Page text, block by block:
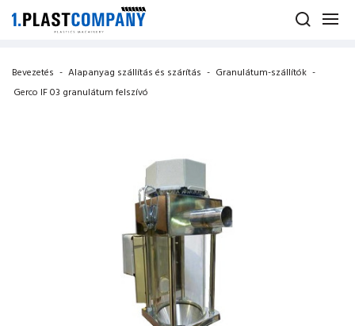
Bevezetés - Alapanyag szállítás és szárítás - Granulátum-szállítók -
Gerco IF 03 granulátum felszívó